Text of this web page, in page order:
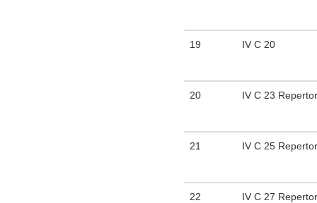
19 IV C 20
20 IV C 23
21 IV C 25
22 IV C 27